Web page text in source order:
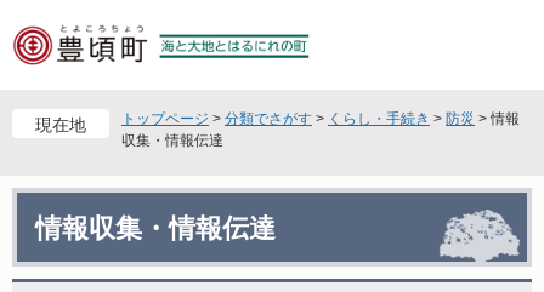
ー
す
ニ
し
文
現在地 トップページ > 分類でさがす > くらし・手続き > 防災 >情報
収集・情報伝達
情報収集・情報伝達